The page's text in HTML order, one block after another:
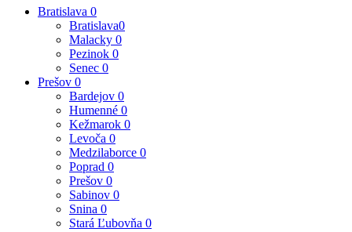
Bratislava 0
Bratislava0
Malacky 0
Pezinok 0
Senec 0
Prešov 0
Bardejov 0
Humenné 0
Kežmarok 0
Levoča 0
Medzilaborce 0
Poprad 0
Prešov 0
Sabinov 0
Snina 0
Stará Ľubovňa 0